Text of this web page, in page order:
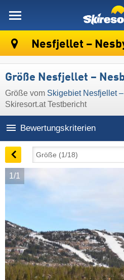
Nesfjellet –
Größe Nesfjellet –
Größe vom Skigebiet Nesfjellet
Skiresort.at Testbericht
Bewertungskriterien
1/1